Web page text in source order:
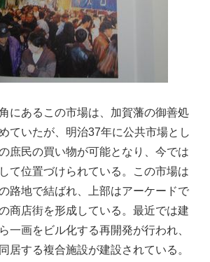
にあるこの市場は、加賀藩の御善処
ていたが、明治37年に公共市場とし
庶民の買い物が可能となり、今では
て位置づけられている。この市場は
路地で結ばれ、上部はアーケードで
商店街を形成している。最近では建
一画をビル化する再開発が行われ、
居する複合施設が建設されている。